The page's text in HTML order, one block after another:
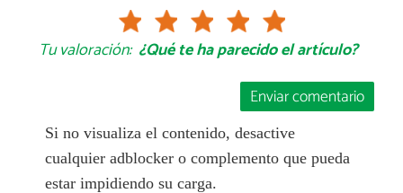
Tu valoración: ¿Qué te ha parecido el artículo?
Enviar comentario
Si no visualiza el contenido, desactive
cualquier adblocker o complemento que pueda
estar impidiendo su carga.